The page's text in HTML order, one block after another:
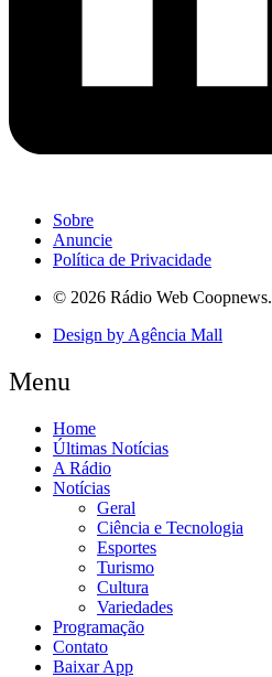
Sobre
Anuncie
Política de Privacidade
© 2026 Rádio Web Coopnews.
Design by Agência Mall
Menu
Home
Últimas Notícias
A Rádio
Notícias
Geral
Ciência e Tecnologia
Esportes
Turismo
Cultura
Variedades
Programação
Contato
Baixar App